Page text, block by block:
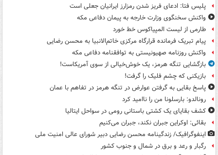
پلیس فتا: ادعای فریز شدن رمزارز ایرانیان جعلی است
واکنش سخنگوی وزارت خارجه به پیمان دفاعی مکه
طارمی از لیست المپیاکوس خط خورد
پیام تبریک فرمانده قرارگاه مرکزی خاتم‌الانبیا به محسن رضایی
واکنش روزنامه صهیونیستی به توافقنامه دفاعی مکه
بازگشایی تنگه هرمز، یک خوش‌خیالی از سوی آمریکاست!
بازیکنی که چشم فلیک را گرفت!
پاسخ بقایی به گرفتن عوارض در تنگه هرمز در تفاهم با عمان
رونالدو: بارسلونا من را ناامید کرد
کشف بقایای یک کشتی باستانی رومی در سواحل ایتالیا
بقائی: اوکراین جبران نکند، جبران می‌کنیم
اینفوگرافیک/ زندگینامه محسن رضایی دبیر شورای عالی امنیت‌ ملی
رگبار و رعد و برق در شمال و جنوب کشور